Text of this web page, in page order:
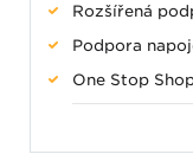
Rozšířená
Podpora
One Stop